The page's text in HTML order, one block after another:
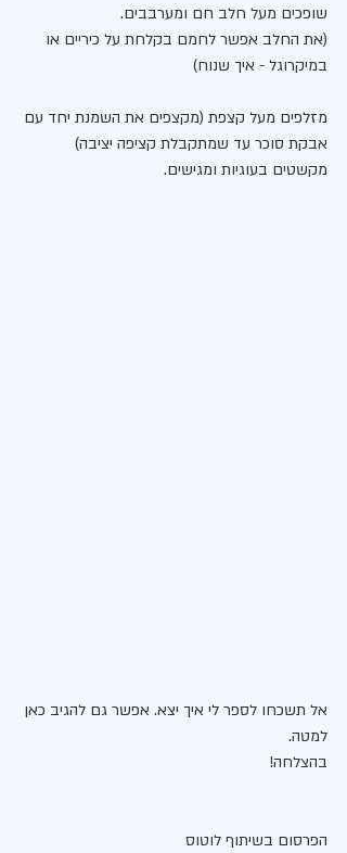
שופכים מעל חלב חם ומערבבים.
(את החלב אפשר לחמם בקלחת על כיריים או
במיקרוגל - איך שנוח)
מזלפים מעל קצפת (מקצפים את השמנת יחד עם
אבקת סוכר עד שמתקבלת קציפה יציבה)
מקשטים בעוגיות ומגישים.
אל תשכחו לספר לי איך יצא. אפשר גם להגיב כאן
למטה.
בהצלחה!
הפרסום בשיתוף לוטוס